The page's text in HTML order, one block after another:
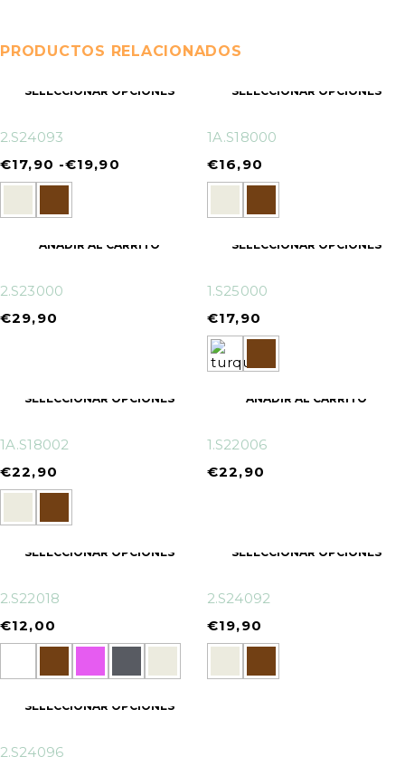
PRODUCTOS RELACIONADOS
SELECCIONAR OPCIONES
2.S24093
€17,90 -€19,90
SELECCIONAR OPCIONES
1A.S18000
€16,90
AÑADIR AL CARRITO
2.S23000
€29,90
SELECCIONAR OPCIONES
1.S25000
€17,90
SELECCIONAR OPCIONES
1A.S18002
€22,90
AÑADIR AL CARRITO
1.S22006
€22,90
SELECCIONAR OPCIONES
2.S22018
€12,00
SELECCIONAR OPCIONES
2.S24092
€19,90
SELECCIONAR OPCIONES
2.S24096